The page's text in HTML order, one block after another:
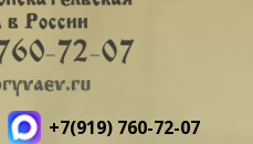
+7(919) 760-72-07